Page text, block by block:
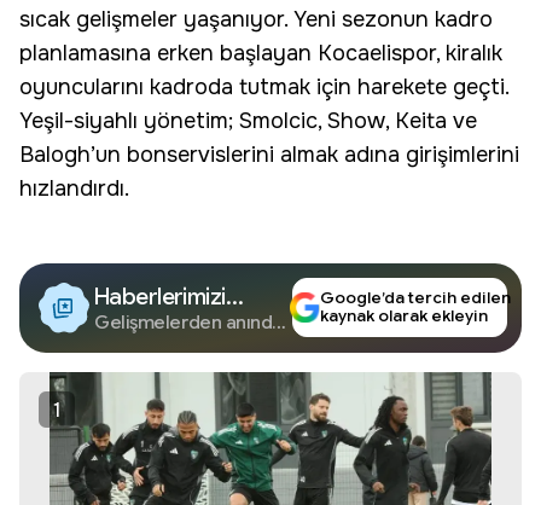
sıcak gelişmeler yaşanıyor. Yeni sezonun kadro
planlamasına erken başlayan Kocaelispor, kiralık
oyuncularını kadroda tutmak için harekete geçti.
Yeşil-siyahlı yönetim; Smolcic, Show, Keita ve
Balogh’un bonservislerini almak adına girişimlerini
hızlandırdı.
Haberlerimizi
Google'da Takip
Edin
Gelişmelerden anında
Google’da tercih edilen
kaynak olarak ekleyin
1